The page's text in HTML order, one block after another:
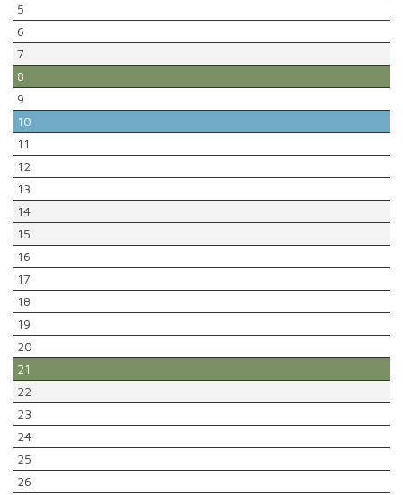
5
6
7
8
9
10
11
12
13
14
15
16
17
18
19
20
21
22
23
24
25
26